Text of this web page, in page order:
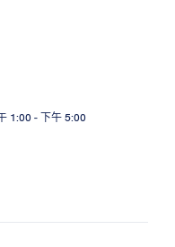
1:00 - 下午 5:00